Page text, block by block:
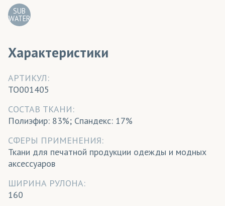
SUB
WATER
Характеристики
АРТИКУЛ:
TO001405
CОСТАВ ТКАНИ:
Полиэфир: 83%; Спандекс: 17%
СФЕРЫ ПРИМЕНЕНИЯ:
Ткани для печатной продукции одежды и модных
аксессуаров
ШИРИНА РУЛОНА:
160